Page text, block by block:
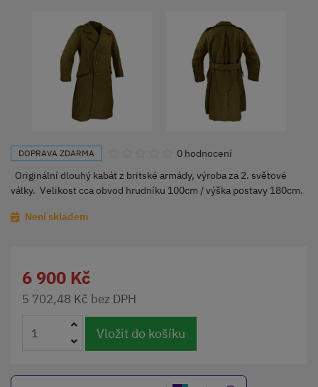
DOPRAVA ZDARMA
0 hodnocení
Originální dlouhý kabát z britské armády, výroba za 2. světové
války. Velikost cca obvod hrudníku 100cm / výška postavy 180cm.
Není skladem
6 900 Kč
5 702,48 Kč bez DPH
Vložit do košíku